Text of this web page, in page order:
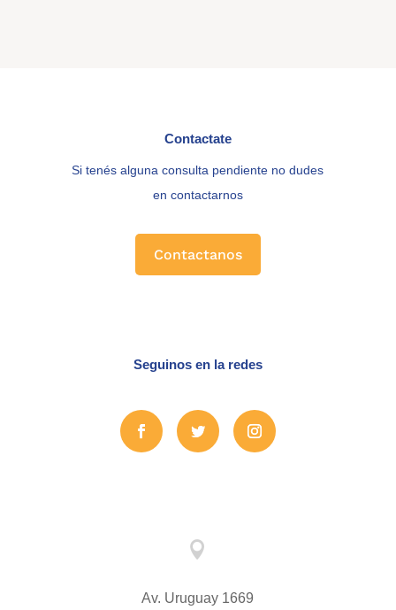
Contactate
Si tenés alguna consulta pendiente no dudes
en contactarnos
Contactanos
Seguinos en la redes

Av. Uruguay 1669